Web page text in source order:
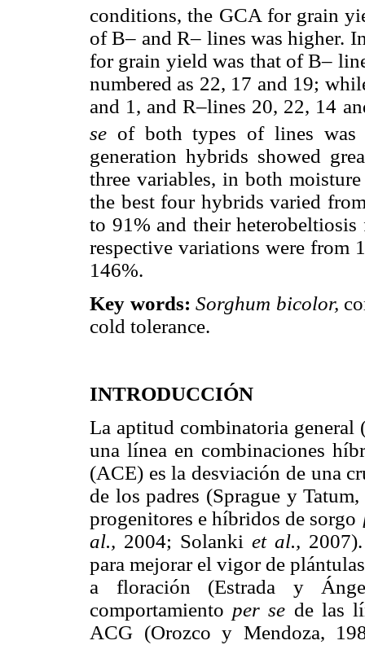
conditions, the GCA for grain
of B– and R– lines was higher.
for grain yield was that of B–
numbered as 22, 17 and 19;
and 1, and R–lines 20, 22, 14
se of both types of lines
generation hybrids showed
three variables, in both
the best four hybrids varied
to 91% and their
respective variations were from
146%.
Key words:Sorghum bicolor,
cold tolerance.
INTRODUCCIÓN
La aptitud combinatoria general
una línea en combinaciones
(ACE) es la desviación de una
de los padres (Sprague y
progenitores e híbridos de sorgo
al., 2004; Solanki et al.,
para mejorar el vigor de
a floración (Estrada y
comportamiento per se de las
ACG (Orozco y Mendoza,